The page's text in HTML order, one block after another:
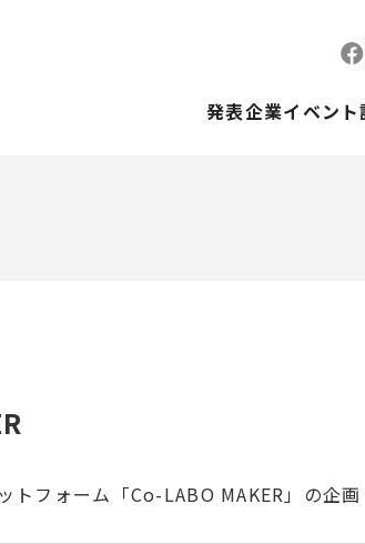
発表企業イベント
フォーム「Co-LABO MAKER」の企